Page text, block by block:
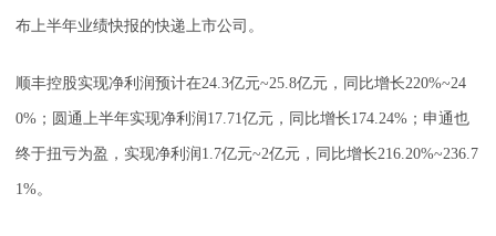
布上半年业绩快报的快递上市公司。
顺丰控股实现净利润预计在24.3亿元~25.8亿元，同比增长220%~24
0%；圆通上半年实现净利润17.71亿元，同比增长174.24%；申通也
终于扭亏为盈，实现净利润1.7亿元~2亿元，同比增长216.20%~236.7
1%。